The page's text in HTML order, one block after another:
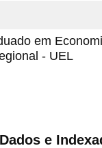
em
- UEL
e